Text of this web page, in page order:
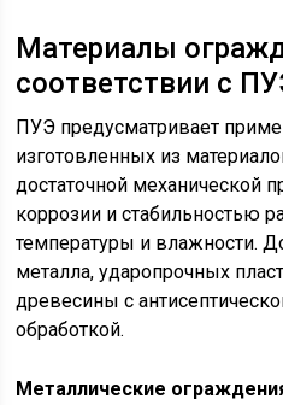
Материалы
соответствии с
ПУЭ предусматривает
изготовленных из
достаточной механической
коррозии и стабильностью
температуры и влажности.
металла, ударопрочных
древесины с
обработкой.
Металлические